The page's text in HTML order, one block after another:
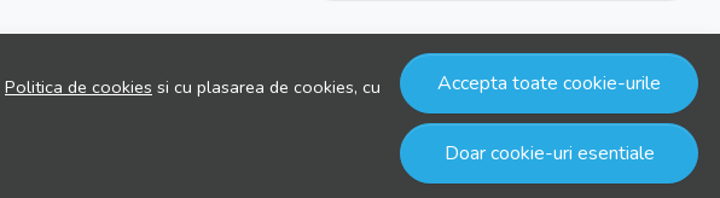
Politica de cookies si cu plasarea de cookies, cu
Accepta toate cookie-urile
Doar cookie-uri esentiale